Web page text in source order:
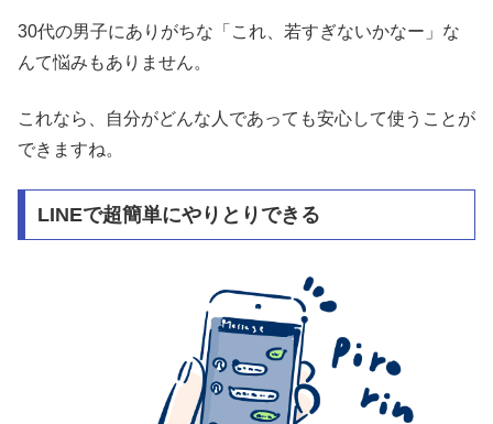
30代の男子にありがちな「これ、若すぎないかなー」な
んて悩みもありません。
これなら、自分がどんな人であっても安心して使うことが
できますね。
LINEで超簡単にやりとりできる